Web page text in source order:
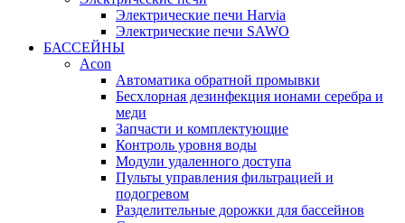
Электрические печи Harvia
Электрические печи SAWO
БАССЕЙНЫ
Acon
Автоматика обратной промывки
Беcхлорная дезинфекция ионами серебра и
меди
Запчасти и комплектующие
Контроль уровня воды
Модули удаленного доступа
Пульты управления фильтрацией и
подогревом
Разделительные дорожки для бассейнов